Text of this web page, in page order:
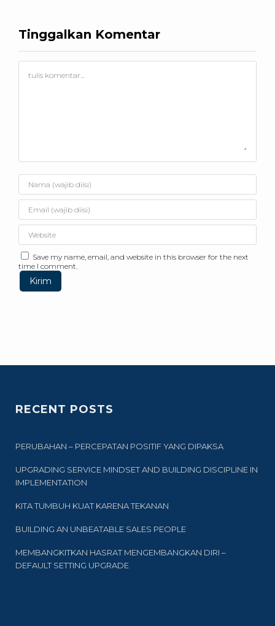
Tinggalkan Komentar
Save my name, email, and website in this browser for the next
time I comment.
RECENT POSTS
PERUBAHAN – PERCEPATAN POSITIF YANG DIPAKSA
UPGRADING SERVICE MINDSET AND BUILDING DISCIPLINE IN
IMPLEMENTATION
KITA TUMBUH KUAT KARENA TEKANAN
BUILDING AN UNBEATABLE SALES PEOPLE
MEMBANGKITKAN HASRAT MENGEMBANGKAN DIRI –
DEFAULT SETTING UPGRADE